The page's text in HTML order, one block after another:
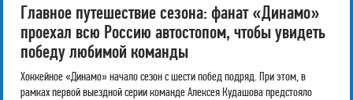
Главное путешествие сезона: фанат «Динамо»
проехал всю Россию автостопом, чтобы увидеть
победу любимой команды
Хоккейное «Динамо» начало сезон с шести побед подряд. При этом, в
рамках первой выездной серии команде Алексея Кудашова предстояло